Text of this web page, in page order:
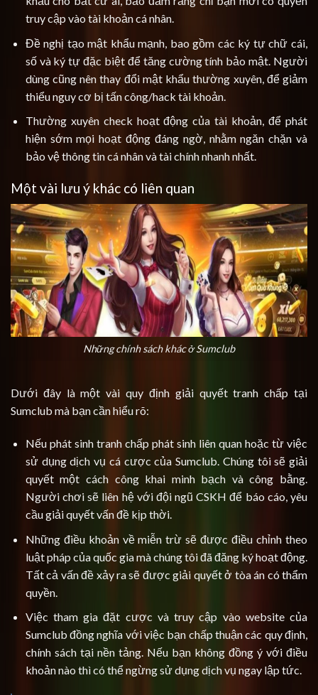
truy cập vào tài khoản cá nhân.
Đề nghị tạo mật khẩu mạnh, bao gồm các ký tự chữ cái,
số và ký tự đặc biệt để tăng cường tính bảo mật. Người
dùng cũng nên thay đổi mật khẩu thường xuyên, để giảm
thiểu nguy cơ bị tấn công/hack tài khoản.
Thường xuyên check hoạt động của tài khoản, để phát
hiện sớm mọi hoạt động đáng ngờ, nhằm ngăn chặn và
bảo vệ thông tin cá nhân và tài chính nhanh nhất.
Một vài lưu ý khác có liên quan
Những chính sách khác ở Sumclub
Dưới đây là một vài quy định giải quyết tranh chấp tại
Sumclub mà bạn cần hiểu rõ:
Nếu phát sinh tranh chấp phát sinh liên quan hoặc từ việc
sử dụng dịch vụ cá cược của Sumclub. Chúng tôi sẽ giải
quyết một cách công khai minh bạch và công bằng.
Người chơi sẽ liên hệ với đội ngũ CSKH để báo cáo, yêu
cầu giải quyết vấn đề kịp thời.
Những điều khoản về miễn trừ sẽ được điều chỉnh theo
luật pháp của quốc gia mà chúng tôi đã đăng ký hoạt động.
Tất cả vấn đề xảy ra sẽ được giải quyết ở tòa án có thẩm
quyền.
Việc tham gia đặt cược và truy cập vào website của
Sumclub đồng nghĩa với việc bạn chấp thuận các quy định,
chính sách tại nền tảng. Nếu bạn không đồng ý với điều
khoản nào thì có thể ngừng sử dụng dịch vụ ngay lập tức.